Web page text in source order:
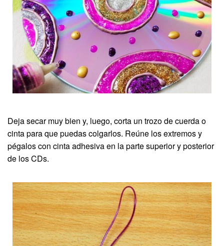
Deja secar muy bien y, luego, corta un trozo de cuerda o
cinta para que puedas colgarlos. Reúne los extremos y
pégalos con cinta adhesiva en la parte superior y posterior
de los CDs.